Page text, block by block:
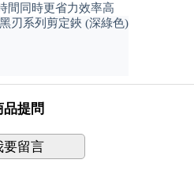
間同時更省力效率高
刃系列剪定鋏 (深綠色)
品提問
要留言